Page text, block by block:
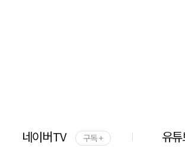
네이버TV 구독 + 유